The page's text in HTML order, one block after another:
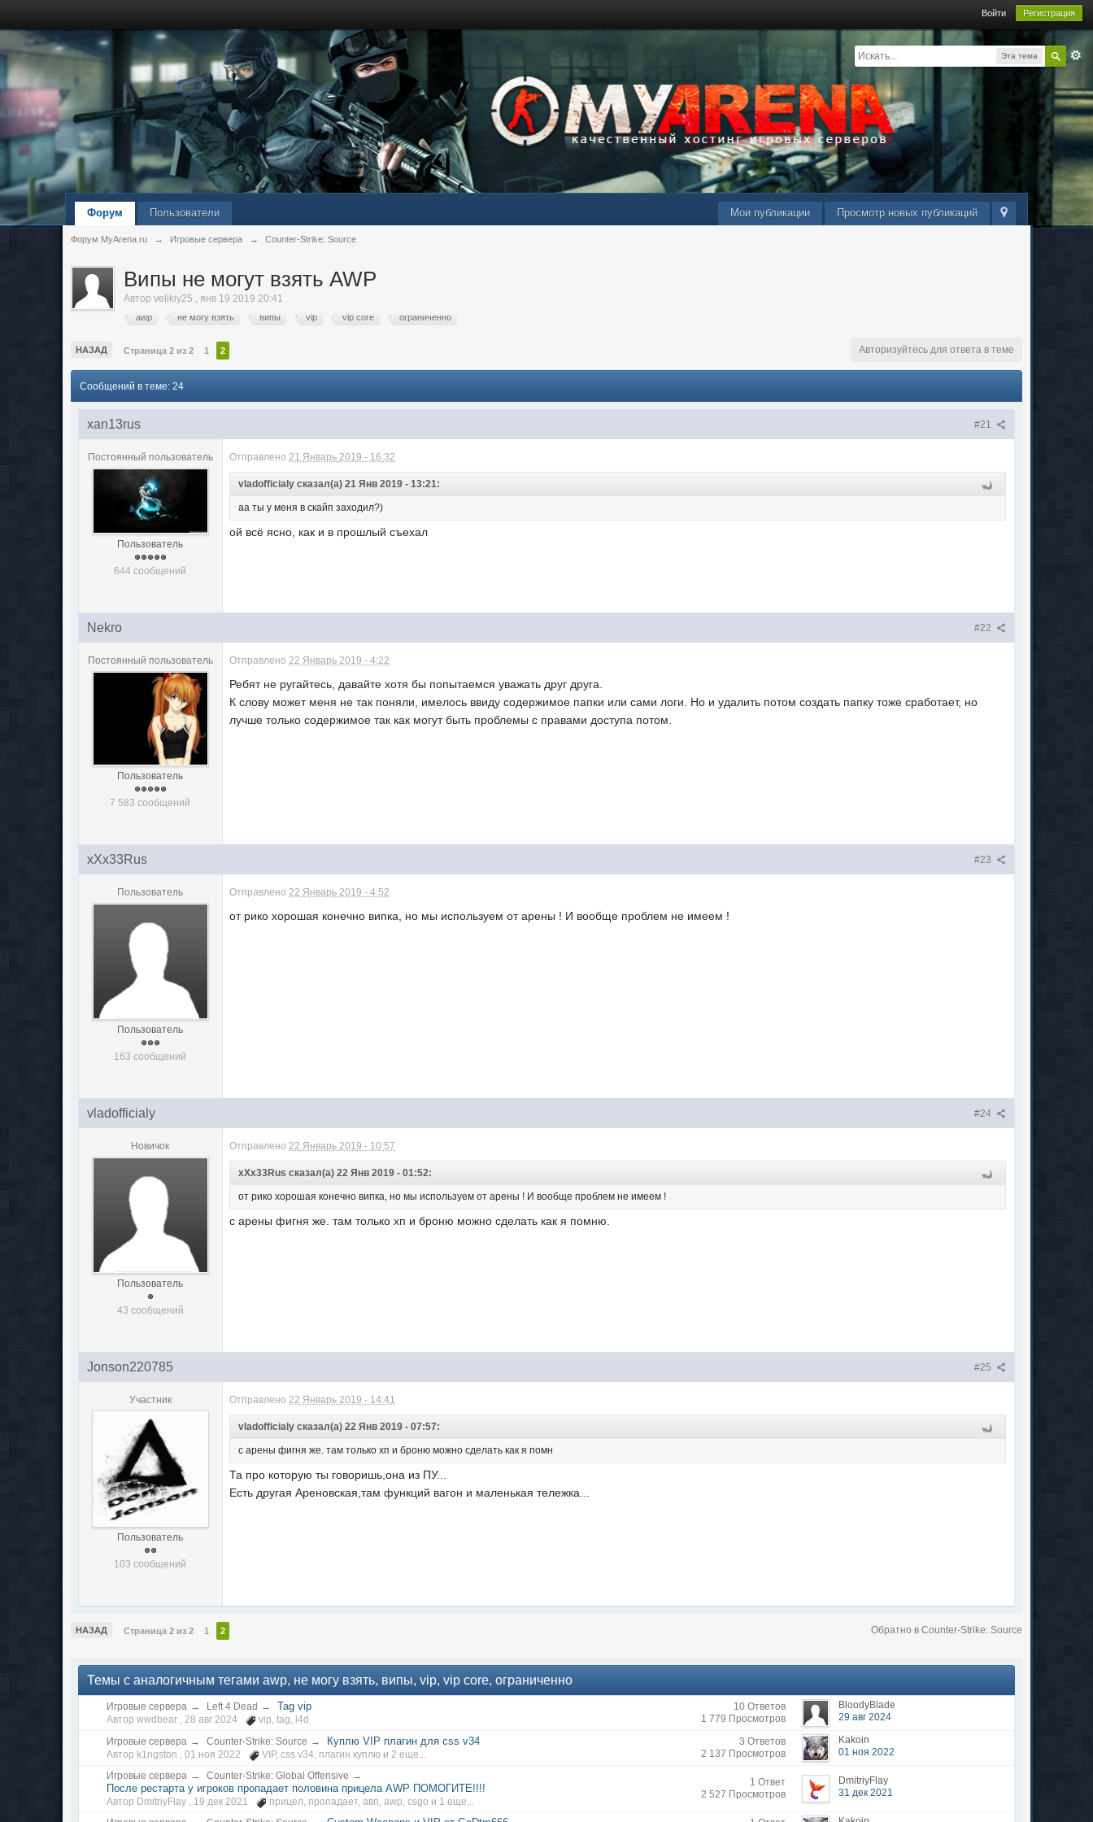
Войти Регистрация
Эта тема
Просмотр новых публикаций
Мои публикации
Форум Пользователи
Форум MyArena.ru → Игровые сервера → Counter-Strike: Source
Випы не могут взять AWP
Авторvelikiy25 ,янв 19 2019 20:41
awp не могу взять випы vip vip core ограниченно
НАЗАД Страница 2 из 2 1 2 Авторизуйтесь для ответа в теме
Сообщений в теме: 24
#21
xan13rus
Постоянный пользователь
Пользователь
644 сообщений
Отправлено21 Январь 2019 - 16:32
vladofficialy сказал(а) 21 Янв 2019 - 13:21:
аа ты у меня в скайп заходил?)
ой всё ясно, как и в прошлый съехал
#22
Nekro
Постоянный пользователь
Пользователь
7 583 сообщений
Отправлено22 Январь 2019 - 4:22
Ребят не ругайтесь, давайте хотя бы попытаемся уважать друг друга.
К слову может меня не так поняли, имелось ввиду содержимое папки или сами логи. Но и удалить потом создать папку тоже сработает, но
лучше только содержимое так как могут быть проблемы с правами доступа потом.
#23
xXx33Rus
Пользователь
Пользователь
163 сообщений
Отправлено22 Январь 2019 - 4:52
от рико хорошая конечно випка, но мы используем от арены ! И вообще проблем не имеем !
#24
vladofficialy
Новичок
Пользователь
43 сообщений
Отправлено22 Январь 2019 - 10:57
xXx33Rus сказал(а) 22 Янв 2019 - 01:52:
от рико хорошая конечно випка, но мы используем от арены ! И вообще проблем не имеем !
с арены фигня же. там только хп и броню можно сделать как я помню.
#25
Jonson220785
Участник
Пользователь
103 сообщений
Отправлено22 Январь 2019 - 14:41
vladofficialy сказал(а) 22 Янв 2019 - 07:57:
с арены фигня же. там только хп и броню можно сделать как я помн
Та про которую ты говоришь,она из ПУ...
Есть другая Ареновская,там функций вагон и маленькая тележка...
НАЗАД Страница 2 из 2 1 2 Обратно в Counter-Strike: Source
Темы с аналогичным тегами awp, не могу взять, випы, vip, vip core, ограниченно
Игровые сервера → Left 4 Dead → Tag vip
Автор wwdbear ,28 авг 2024 vip,tag, l4d
10 Ответов
1 779 Просмотров
BloodyBlade
29 авг 2024
Игровые сервера → Counter-Strike: Source → Куплю VIP плагин для css v34
Автор k1ngston ,01 ноя 2022 VIP,css v34, плагин куплю и 2 еще...
3 Ответов
2 137 Просмотров
Kakoin
01 ноя 2022
Игровые сервера → Counter-Strike: Global Offensive →
После рестарта у игроков пропадает половина прицела AWP ПОМОГИТЕ!!!!
Автор DmitriyFlay , 19 дек 2021 прицел, пропадает,авп,awp,csgo и 1 еще...
1 Ответ
2 527 Просмотров
DmitriyFlay
31 дек 2021